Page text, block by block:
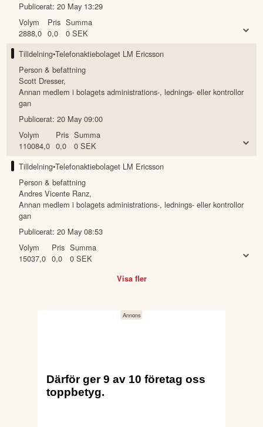
Publicerat:20 May 13:29
Volym
2888,0
Pris
0,0
Summa
0 SEK
Tilldelning•Telefonaktiebolaget LM Ericsson
Person & befattning
Scott Dresser,
Annan medlem i bolagets administrations-, lednings- eller kontrollor
gan
Publicerat:20 May 09:00
Volym
110084,0
Pris
0,0
Summa
0 SEK
Tilldelning•Telefonaktiebolaget LM Ericsson
Person & befattning
Andres Vicente Ranz,
Annan medlem i bolagets administrations-, lednings- eller kontrollor
gan
Publicerat:20 May 08:53
Volym
15037,0
Pris
0,0
Summa
0 SEK
Visa fler